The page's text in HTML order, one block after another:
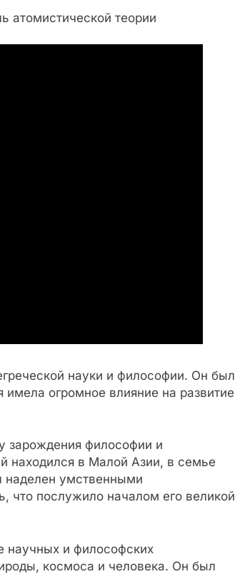
науки и философии. Он был
имела огромное влияние на развитие
зарождения философии и
находился в Малой Азии, в семье
наделен умственными
что послужило началом его великой
научных и философских
космоса и человека. Он был